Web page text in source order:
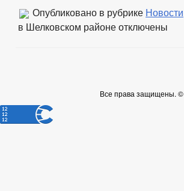
Опубликовано в рубрике Новости
в Шелковском районе отключены
Все права защищены. ©